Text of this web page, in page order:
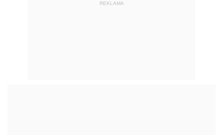
REKLAMA